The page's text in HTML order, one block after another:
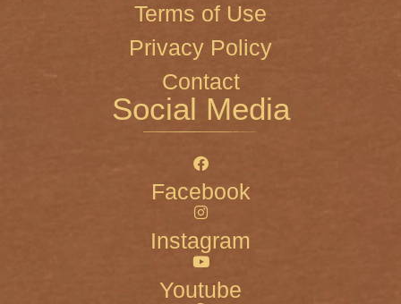
Terms of Use
Privacy Policy
Contact
Social Media
Facebook
Instagram
Youtube